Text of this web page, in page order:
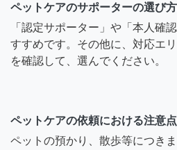
ペットケアのサポーターの選び
「認定サポーター」や「本人確
すすめです。その他に、対応エ
を確認して、選んでください。
ペットケアの依頼における注意
ペットの預かり、散歩等につき